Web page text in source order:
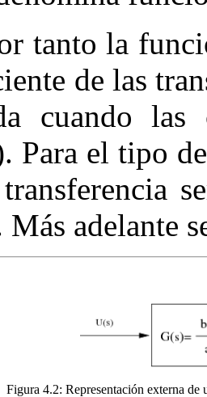
tanto la
de las
cuando las
Para el tipo
adelante
Figura 4.2: Representación externa de